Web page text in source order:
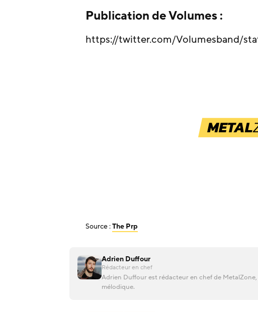
Publication de Volumes :
https://twitter.com/Volumesband/
Source :The Prp
Adrien Duffour
Rédacteur en chef
Adrien Duffour est rédacteur en chef de
mélodique.